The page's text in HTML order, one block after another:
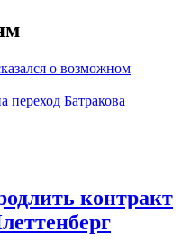
о возможном
Батракова
контракт